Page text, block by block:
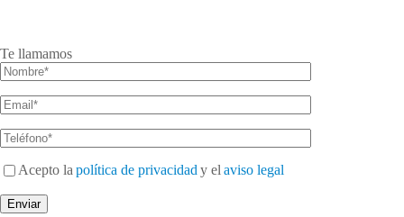
Te llamamos
Acepto la política de privacidad y el aviso legal